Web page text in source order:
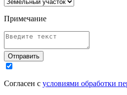
Примечание
Отправить
Согласен с условиями обработки